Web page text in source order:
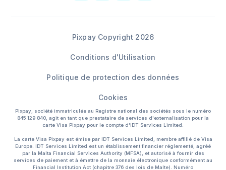
Pixpay Copyright 2026
Conditions d'Utilisation
Politique de protection des données
Cookies
Pixpay, société immatriculée au Registre national des sociétés sous le numéro
845 129 840, agit en tant que prestataire de services d'externalisation pour la
carte Visa Pixpay pour le compte d'IDT Services Limited.
La carte Visa Pixpay est émise par IDT Services Limited, membre affilié de Visa
Europe. IDT Services Limited est un établissement financier réglementé, agréé
par la Malta Financial Services Authority (MFSA), et autorisé à fournir des
services de paiement et à émettre de la monnaie électronique conformément au
Financial Institution Act (chapitre 376 des lois de Malte). Numéro